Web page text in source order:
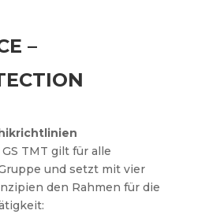
–
TMT gilt für alle
und setzt mit vier
den Rahmen für die